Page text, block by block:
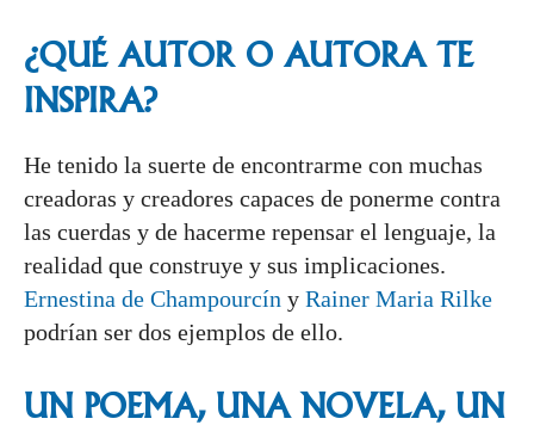
¿QUÉ AUTOR O AUTORA TE
INSPIRA?
He tenido la suerte de encontrarme con muchas
creadoras y creadores capaces de ponerme contra
las cuerdas y de hacerme repensar el lenguaje, la
realidad que construye y sus implicaciones.
Ernestina de Champourcín y Rainer Maria Rilke
podrían ser dos ejemplos de ello.
UN POEMA, UNA NOVELA, UN